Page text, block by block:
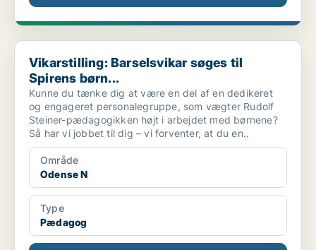
Vikarstilling: Barselsvikar søges til Spirens børn...
Vikarstilling: Barselsvikar søges til
Spirens børn...
Kunne du tænke dig at være en del af en dedikeret
og engageret personalegruppe, som vægter Rudolf
Steiner-pædagogikken højt i arbejdet med børnene?
Så har vi jobbet til dig – vi forventer, at du en..
Område
Odense N
Type
Pædagog